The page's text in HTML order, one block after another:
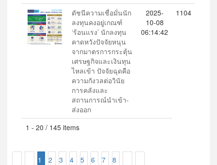
ดัชนีความเชื่อมั่นนัก
ลงทุนคงอยู่เกณฑ์
‘ร้อนแรง’ นักลงทุน
คาดหวังปัจจัยหนุน
จากมาตรการกระตุ้น
เศรษฐกิจและเงินทุน
ไหลเข้า ปัจจัยฉุดคือ
ความกังวลต่อวินัย
การคลังและ
สถานการณ์นำเข้า-
ส่งออก
2025-
10-08
06:14:42
1104
1 - 20 / 145 items
1 2 3 4 5 6 7 8